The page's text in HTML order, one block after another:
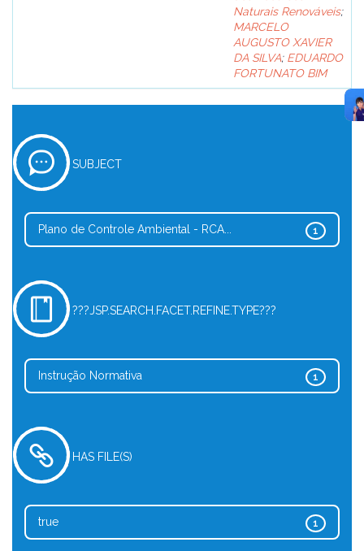
Naturais Renováveis;
MARCELO
AUGUSTO XAVIER
DA SILVA; EDUARDO
FORTUNATO BIM
SUBJECT
1
Plano de Controle Ambiental - RCA...
???JSP.SEARCH.FACET.REFINE.TYPE???
1
Instrução Normativa
HAS FILE(S)
1
true